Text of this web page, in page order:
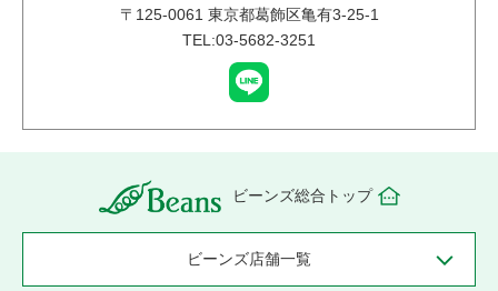
〒 125-0061 東京都葛飾区亀有3-25-1
TEL:03-5682-3251
ビーンズ総合トップ
ビーンズ店舗一覧